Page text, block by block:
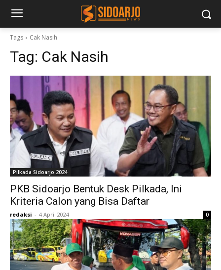
Tags Cak Nasih
Tag: Cak Nasih
Pilkada Sidoarjo 2024
PKB Sidoarjo Bentuk Desk Pilkada, Ini
Kriteria Calon yang Bisa Daftar
redaksi - 4 April 2024 0